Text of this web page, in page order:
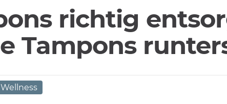
richtig
Tampons